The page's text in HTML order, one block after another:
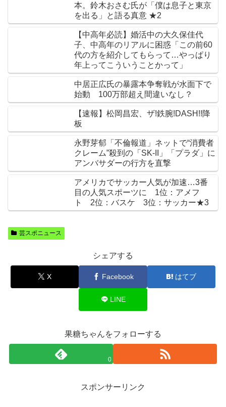
本。鈴木おさむ氏が「僕は息子と東京
を出る」と語る真意 ★2
【中高年必読】婚活中の大久保佳代
子、中高年のリアルに困惑「この前60
代の方を紹介してもらって…やっぱり
年上ってこういうことかって」
中居正広氏の暴露本争奪戦が水面下で
始動 100万部超え間違いなし？
【速報】松岡昌宏、ザ!鉄腕!DASH!!降
板
永野芽郁「不倫報道」ネットで“消費者
クレーム”殺到の「SK-II」「プラダ」に
アンバサダーの行方を直撃
アメリカでサッカー人気が加速…3番
目の人気スポーツに 1位：アメフ
ト 2位：バスケ 3位：サッカー★3
芸スポニュース
シェアする
X Facebook はてブ
LINE
果糖ちゃんをフォローする
0
スポンサーリンク